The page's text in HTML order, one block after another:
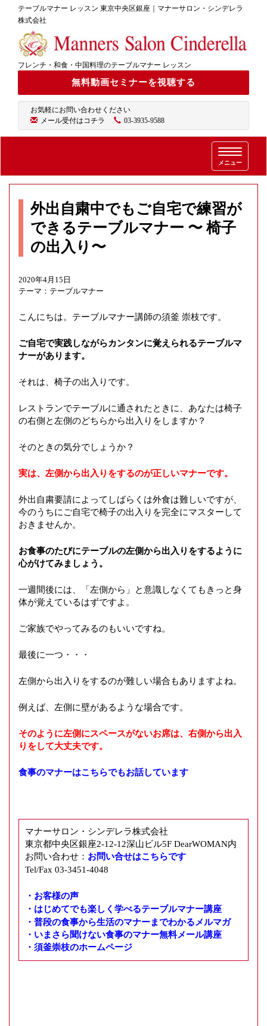
テーブルマナー レッスン 東京中央区銀座｜マナーサロン・シンデレラ
株式会社
フレンチ・和食・中国料理のテーブルマナー レッスン
無料動画セミナーを視聴する
お気軽にお問い合わせください
メール受付はコチラ
03-3935-9588
T
o
g
l
e
n
n
メニュー
外出自粛中でもご自宅で練習が
できるテーブルマナー 〜 椅子
の出入り〜
2020年4月15日
テーマ： テーブルマナー
こんにちは。テーブルマナー講師の須釜 崇枝です。
ご自宅で実践しながらカンタンに覚えられるテーブルマ
ナーがあります。
それは、椅子の出入りです。
レストランでテーブルに通されたときに、あなたは椅子
の右側と左側のどちらから出入りをしますか？
そのときの気分でしょうか？
実は、左側から出入りをするのが正しいマナーです。
外出自粛要請によってしばらくは外食は難しいですが、
今のうちにご自宅で椅子の出入りを完全にマスターして
おきませんか。
お食事のたびにテーブルの左側から出入りをするように
心がけてみましょう。
一週間後には、「左側から」と意識しなくてもきっと身
体が覚えているはずですよ。
ご家族でやってみるのもいいですね。
最後に一つ・・・
左側から出入りをするのが難しい場合もありますよね。
例えば、左側に壁があるような場合です。
そのように左側にスペースがないお席は、右側から出入
りをして大丈夫です。
食事のマナーはこちらでもお話しています
マナーサロン・シンデレラ株式会社
東京都中央区銀座2-12-12深山ビル5F DearWOMAN内
お問い合わせ： お問い合せはこちらです
Tel/Fax 03-3451-4048
・お客様の声
・はじめてでも楽しく学べるテーブルマナー講座
・普段の食事から生活のマナーまでわかるメルマガ
・いまさら聞けない食事のマナー無料メール講座
・須釜崇枝のホームページ